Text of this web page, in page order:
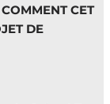
CET
DE